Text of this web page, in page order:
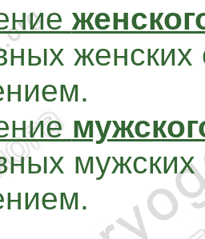
женских
мужских